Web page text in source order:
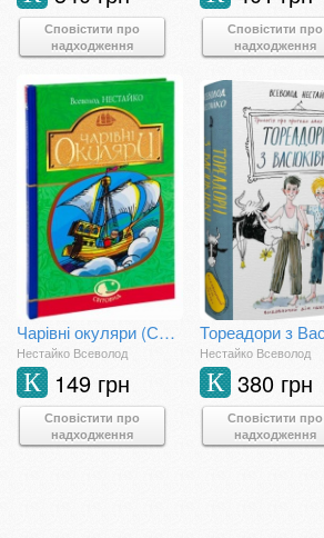
Сповістити про
надходження
Сповістити про
надходження
Чарівні окуляри (Світовид)
Нестайко Всеволод
149 грн
К
Сповістити про
надходження
Нестайко Всеволод
380 грн
К
Сповістити про
надходження